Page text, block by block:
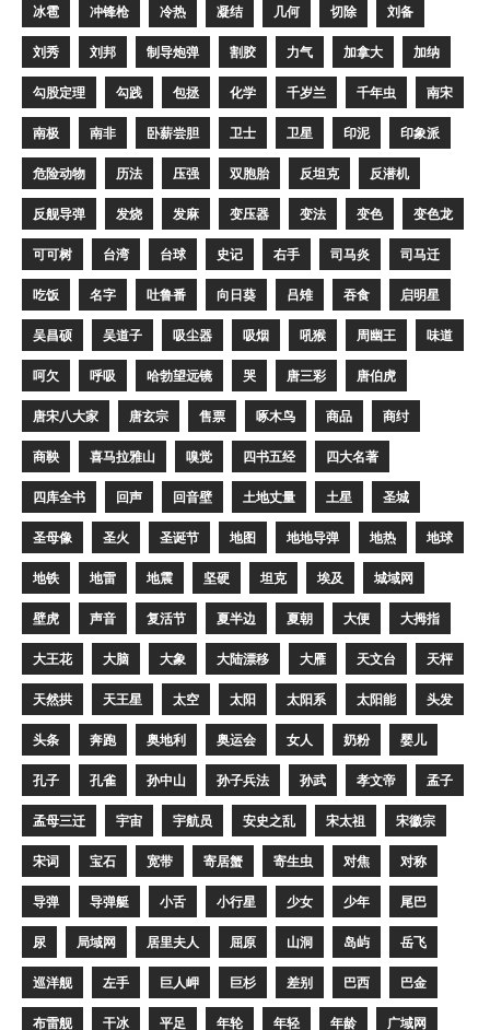
冰雹 冲锋枪 冷热 凝结 几何 切除 刘备
刘秀 刘邦 制导炮弹 割胶 力气 加拿大 加纳
勾股定理 勾践 包拯 化学 千岁兰 千年虫 南宋
南极 南非 卧薪尝胆 卫士 卫星 印泥 印象派
危险动物 历法 压强 双胞胎 反坦克 反潜机
反舰导弹 发烧 发麻 变压器 变法 变色 变色龙
可可树 台湾 台球 史记 右手 司马炎 司马迁
吃饭 名字 吐鲁番 向日葵 吕雉 吞食 启明星
吴昌硕 吴道子 吸尘器 吸烟 吼猴 周幽王 味道
呵欠 呼吸 哈勃望远镜 哭 唐三彩 唐伯虎
唐宋八大家 唐玄宗 售票 啄木鸟 商品 商纣
商鞅 喜马拉雅山 嗅觉 四书五经 四大名著
四库全书 回声 回音壁 土地丈量 土星 圣城
圣母像 圣火 圣诞节 地图 地地导弹 地热 地球
地铁 地雷 地震 坚硬 坦克 埃及 城域网
壁虎 声音 复活节 夏半边 夏朝 大便 大拇指
大王花 大脑 大象 大陆漂移 大雁 天文台 天枰
天然拱 天王星 太空 太阳 太阳系 太阳能 头发
头条 奔跑 奥地利 奥运会 女人 奶粉 婴儿
孔子 孔雀 孙中山 孙子兵法 孙武 孝文帝 孟子
孟母三迁 宇宙 宇航员 安史之乱 宋太祖 宋徽宗
宋词 宝石 宽带 寄居蟹 寄生虫 对焦 对称
导弹 导弹艇 小舌 小行星 少女 少年 尾巴
尿 局域网 居里夫人 屈原 山洞 岛屿 岳飞
巡洋舰 左手 巨人岬 巨杉 差别 巴西 巴金
布雷舰 干冰 平足 年轮 年轻 年龄 广域网